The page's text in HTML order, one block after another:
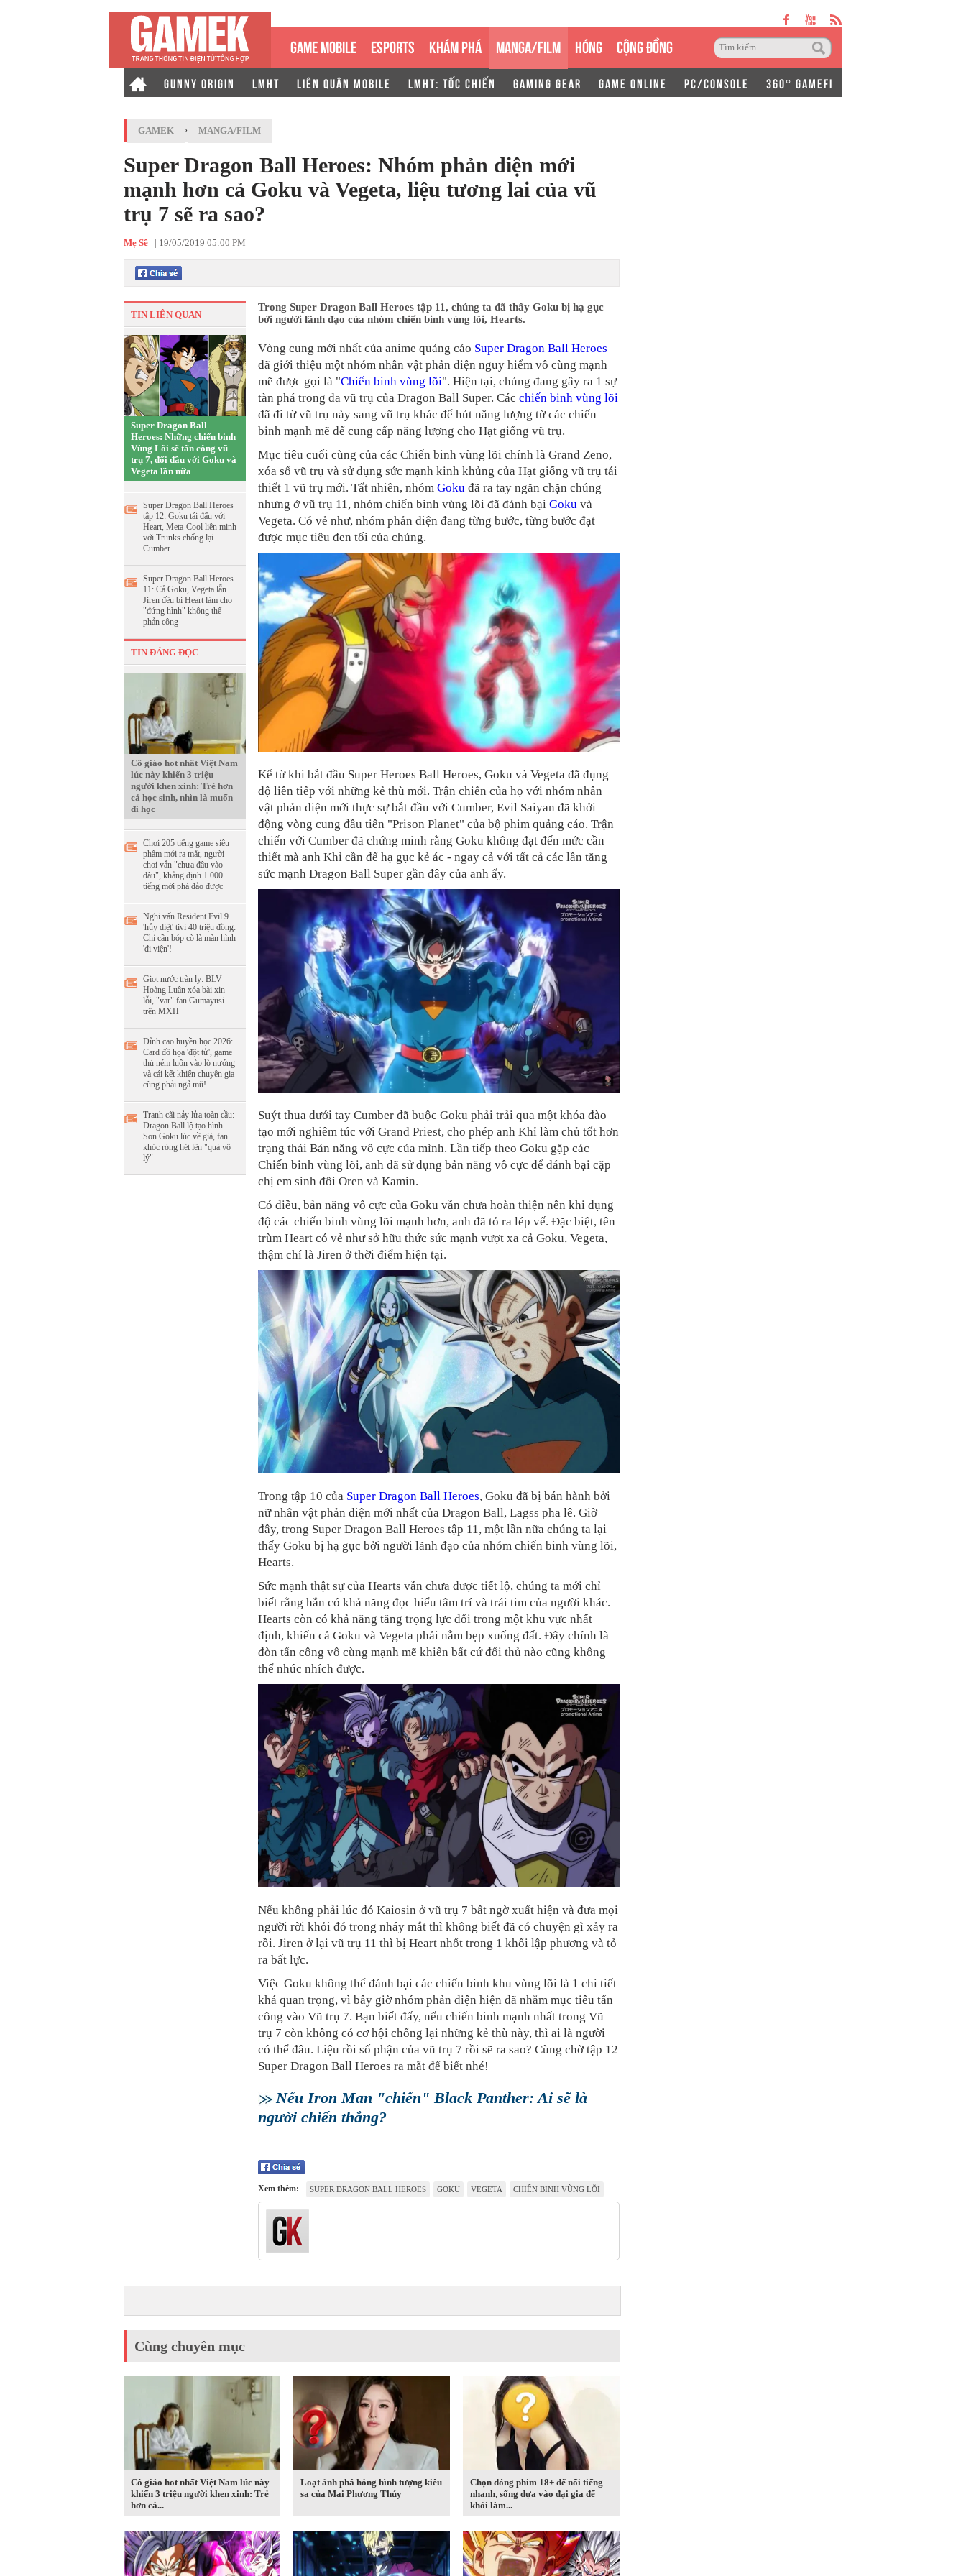
GAME MOBILE ESPORTS KHÁM PHÁ MANGA/FILM HÓNG CỘNG ĐỒNG
GUNNY ORIGIN LMHT LIÊN QUÂN MOBILE LMHT: TỐC CHIẾN GAMING GEAR GAME ONLINE PC/CONSOLE 360° GAMEFI
GAMEK › MANGA/FILM
Super Dragon Ball Heroes: Nhóm phản diện mới
mạnh hơn cả Goku và Vegeta, liệu tương lai của vũ
trụ 7 sẽ ra sao?
Mẹ Sề | 19/05/2019 05:00 PM
TIN LIÊN QUAN
Super Dragon Ball
Heroes: Những chiến binh
Vùng Lõi sẽ tấn công vũ
trụ 7, đối đầu với Goku và
Vegeta lần nữa
Super Dragon Ball Heroes
tập 12: Goku tái đấu với
Heart, Meta-Cool liên minh
với Trunks chống lại
Cumber
Super Dragon Ball Heroes
11: Cả Goku, Vegeta lẫn
Jiren đều bị Heart làm cho
"đứng hình" không thể
phản công
TIN ĐÁNG ĐỌC
Cô giáo hot nhất Việt Nam
lúc này khiến 3 triệu
người khen xinh: Trẻ hơn
cả học sinh, nhìn là muốn
đi học
Chơi 205 tiếng game siêu
phẩm mới ra mắt, người
chơi vẫn "chưa đâu vào
đâu", khẳng định 1.000
tiếng mới phá đảo được
Nghi vấn Resident Evil 9
'hủy diệt' tivi 40 triệu đồng:
Chỉ cần bóp cò là màn hình
'đi viện'!
Giọt nước tràn ly: BLV
Hoàng Luân xóa bài xin
lỗi, "var" fan Gumayusi
trên MXH
Đỉnh cao huyền học 2026:
Card đồ họa 'đột tử', game
thủ ném luôn vào lò nướng
và cái kết khiến chuyên gia
cũng phải ngả mũ!
Tranh cãi nảy lửa toàn cầu:
Dragon Ball lộ tạo hình
Son Goku lúc về già, fan
khóc ròng hét lên "quá vô
lý"
Trong Super Dragon Ball Heroes tập 11, chúng ta đã thấy Goku bị hạ gục
bởi người lãnh đạo của nhóm chiến binh vùng lõi, Hearts.
Vòng cung mới nhất của anime quảng cáo Super Dragon Ball Heroes
đã giới thiệu một nhóm nhân vật phản diện nguy hiểm vô cùng mạnh
mẽ được gọi là "Chiến binh vùng lõi". Hiện tại, chúng đang gây ra 1 sự
tàn phá trong đa vũ trụ của Dragon Ball Super. Các chiến binh vùng lõi
đã đi từ vũ trụ này sang vũ trụ khác để hút năng lượng từ các chiến
binh mạnh mẽ để cung cấp năng lượng cho Hạt giống vũ trụ.
Mục tiêu cuối cùng của các Chiến binh vùng lõi chính là Grand Zeno,
xóa sổ vũ trụ và sử dụng sức mạnh kinh khủng của Hạt giống vũ trụ tái
thiết 1 vũ trụ mới. Tất nhiên, nhóm Goku đã ra tay ngăn chặn chúng
nhưng ở vũ trụ 11, nhóm chiến binh vùng lõi đã đánh bại Goku và
Vegeta. Có vẻ như, nhóm phản diện đang từng bước, từng bước đạt
được mục tiêu đen tối của chúng.
Kể từ khi bắt đầu Super Heroes Ball Heroes, Goku và Vegeta đã đụng
độ liên tiếp với những kẻ thù mới. Trận chiến của họ với nhóm nhân
vật phản diện mới thực sự bắt đầu với Cumber, Evil Saiyan đã khởi
động vòng cung đầu tiên "Prison Planet" của bộ phim quảng cáo. Trận
chiến với Cumber đã chứng minh rằng Goku không đạt đến mức cần
thiết mà anh Khỉ cần để hạ gục kẻ ác - ngay cả với tất cả các lần tăng
sức mạnh Dragon Ball Super gần đây của anh ấy.
Suýt thua dưới tay Cumber đã buộc Goku phải trải qua một khóa đào
tạo mới nghiêm túc với Grand Priest, cho phép anh Khỉ làm chủ tốt hơn
trạng thái Bản năng vô cực của mình. Lần tiếp theo Goku gặp các
Chiến binh vùng lõi, anh đã sử dụng bản năng vô cực để đánh bại cặp
chị em sinh đôi Oren và Kamin.
Có điều, bản năng vô cực của Goku vẫn chưa hoàn thiện nên khi đụng
độ các chiến binh vùng lõi mạnh hơn, anh đã tỏ ra lép vế. Đặc biệt, tên
trùm Heart có vẻ như sở hữu thức sức mạnh vượt xa cả Goku, Vegeta,
thậm chí là Jiren ở thời điểm hiện tại.
Trong tập 10 của Super Dragon Ball Heroes, Goku đã bị bán hành bởi
nữ nhân vật phản diện mới nhất của Dragon Ball, Lagss pha lê. Giờ
đây, trong Super Dragon Ball Heroes tập 11, một lần nữa chúng ta lại
thấy Goku bị hạ gục bởi người lãnh đạo của nhóm chiến binh vùng lõi,
Hearts.
Sức mạnh thật sự của Hearts vẫn chưa được tiết lộ, chúng ta mới chỉ
biết rằng hắn có khả năng đọc hiểu tâm trí và trái tim của người khác.
Hearts còn có khả năng tăng trọng lực đối trong một khu vực nhất
định, khiến cả Goku và Vegeta phải nằm bẹp xuống đất. Đây chính là
đòn tấn công vô cùng mạnh mẽ khiến bất cứ đối thủ nào cũng không
thể nhúc nhích được.
Nếu không phải lúc đó Kaiosin ở vũ trụ 7 bất ngờ xuất hiện và đưa mọi
người rời khỏi đó trong nháy mắt thì không biết đã có chuyện gì xảy ra
rồi. Jiren ở lại vũ trụ 11 thì bị Heart nhốt trong 1 khối lập phương và tỏ
ra bất lực.
Việc Goku không thể đánh bại các chiến binh khu vùng lõi là 1 chi tiết
khá quan trọng, vì bây giờ nhóm phản diện hiện đã nhắm mục tiêu tấn
công vào Vũ trụ 7. Bạn biết đấy, nếu chiến binh mạnh nhất trong Vũ
trụ 7 còn không có cơ hội chống lại những kẻ thù này, thì ai là người
có thể đâu. Liệu rồi số phận của vũ trụ 7 rồi sẽ ra sao? Cùng chờ tập 12
Super Dragon Ball Heroes ra mắt để biết nhé!
Nếu Iron Man "chiến" Black Panther: Ai sẽ là
người chiến thắng?
Xem thêm: SUPER DRAGON BALL HEROES GOKU VEGETA CHIẾN BINH VÙNG LÕI
Cùng chuyên mục
Cô giáo hot nhất Việt Nam lúc này
khiến 3 triệu người khen xinh: Trẻ
hơn cả...
Loạt ảnh phá hỏng hình tượng kiêu
sa của Mai Phương Thúy
Chọn đóng phim 18+ để nổi tiếng
nhanh, sống dựa vào đại gia để
khỏi làm...